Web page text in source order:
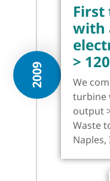
2009
with
>
We
turbine
output
Waste
Naples,